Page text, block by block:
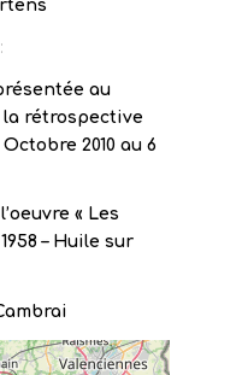
au
la rétrospective
2010 au 6
« Les
– Huile sur